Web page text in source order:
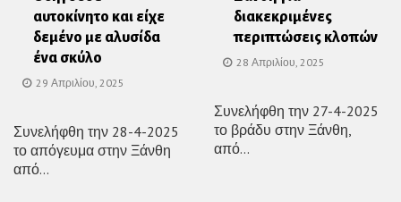
αυτοκίνητο και είχε
δεμένο με αλυσίδα
ένα σκύλο
29 Απριλίου, 2025
Συνελήφθη την 28-4-2025
το απόγευμα στην Ξάνθη
από...
διακεκριμένες
περιπτώσεις κλοπών
28 Απριλίου, 2025
Συνελήφθη την 27-4-2025
το βράδυ στην Ξάνθη,
από...